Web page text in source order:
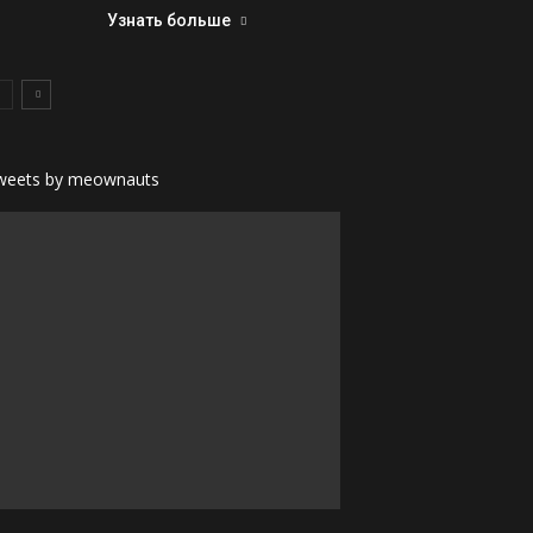
Узнать больше
by meownauts